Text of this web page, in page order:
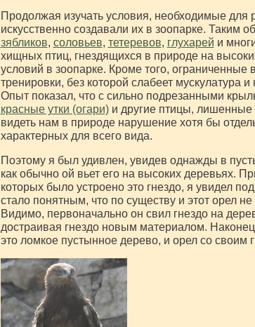
Продолжая изучать условия, необходимые
искусственно создавали их в зоопарке. Таким
зябликов, соловьев, тетеревов, глухарей и
хищных птиц, гнездящихся в природе на
условий в зоопарке. Кроме того,
тренировки, без которой слабеет мускулатура
Опыт показал, что с сильно подрезанными
красные утки (огари)и другие птицы, лишенные
видеть нам в природе нарушение хотя бы
характерных для всего вида.
Поэтому я был удивлен, увидев однажды в
как обычно ой вьет его на высоких деревьях.
которых было устроено это гнездо, я увидел
стало понятным, что по существу и этот орел
Видимо, первоначально он свил гнездо на
достраивая гнездо новым материалом.
это ломкое пустынное дерево, и орел со своим